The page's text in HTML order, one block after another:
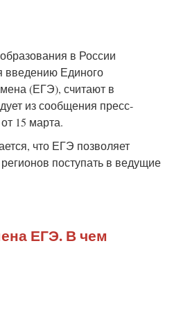
в России
введению Единого
(ЕГЭ), считают в
из сообщения пресс-
15 марта.
что ЕГЭ позволяет
поступать в ведущие
ЕГЭ. В чем